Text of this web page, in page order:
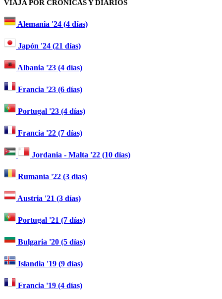
VIAJA POR CRÓNICAS Y DIARIOS
Alemania '24 (4 días)
Japón '24 (21 días)
Albania '23 (4 días)
Francia '23 (6 días)
Portugal '23 (4 días)
Francia '22 (7 días)
Jordania - Malta '22 (10 días)
Rumanía '22 (3 días)
Austria '21 (3 días)
Portugal '21 (7 días)
Bulgaria '20 (5 días)
Islandia '19 (9 días)
Francia '19 (4 días)